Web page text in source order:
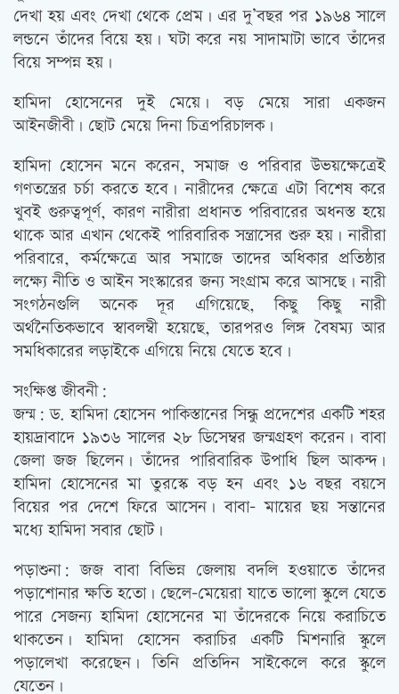
দেখা হয় এবং দেখা থেকে প্রেম। এর দু’বছর পর ১৯৬৪ সালে
লন্ডনে তাঁদের বিয়ে হয়। ঘটা করে নয় সাদামাটা ভাবে তাঁদের
বিয়ে সম্পন্ন হয়।
হামিদা হোসেনের দুই মেয়ে। বড় মেয়ে সারা একজন
আইনজীবী। ছোট মেয়ে দিনা চিত্রপরিচালক।
হামিদা হোসেন মনে করেন, সমাজ ও পরিবার উভয়ক্ষেত্রেই
গণতন্ত্রের চর্চা করতে হবে। নারীদের ক্ষেত্রে এটা বিশেষ করে
খুবই গুরুত্বপূর্ণ, কারণ নারীরা প্রধানত পরিবারের অধনস্ত হয়ে
থাকে আর এখান থেকেই পারিবারিক সন্ত্রাসের শুরু হয়। নারীরা
পরিবারে, কর্মক্ষেত্রে আর সমাজে তাদের অধিকার প্রতিষ্ঠার
লক্ষ্যে নীতি ও আইন সংস্কারের জন্য সংগ্রাম করে আসছে। নারী
সংগঠনগুলি অনেক দূর এগিয়েছে, কিছু কিছু নারী
অর্থনৈতিকভাবে স্বাবলম্বী হয়েছে, তারপরও লিঙ্গ বৈষম্য আর
সমধিকারের লড়াইকে এগিয়ে নিয়ে যেতে হবে।
সংক্ষিপ্ত জীবনী:
জন্ম: ড. হামিদা হোসেন পাকিস্তানের সিন্ধু প্রদেশের একটি শহর
হায়দ্রাবাদে ১৯৩৬ সালের ২৮ ডিসেম্বর জন্মগ্রহণ করেন। বাবা
জেলা জজ ছিলেন। তাঁদের পারিবারিক উপাধি ছিল আকন্দ।
হামিদা হোসেনের মা তুরস্কে বড় হন এবং ১৬ বছর বয়সে
বিয়ের পর দেশে ফিরে আসেন। বাবা- মায়ের ছয় সন্তানের
মধ্যে হামিদা সবার ছোট।
পড়াশুনা: জজ বাবা বিভিন্ন জেলায় বদলি হওয়াতে তাঁদের
পড়াশোনার ক্ষতি হতো। ছেলে-মেয়েরা যাতে ভালো স্কুলে যেতে
পারে সেজন্য হামিদা হোসেনের মা তাঁদেরকে নিয়ে করাচিতে
থাকতেন। হামিদা হোসেন করাচির একটি মিশনারি স্কুলে
পড়ালেখা করেছেন। তিনি প্রতিদিন সাইকেলে করে স্কুলে
যেতেন।